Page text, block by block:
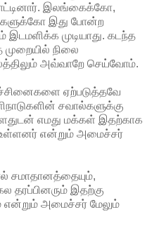
இலங்கைக்கோ,
இது போன்ற
முடியாது. கடந்த
நிலை
அவ்வாறே செய்வோம்.
ஏற்படுத்தவே
சவால்களுக்கு
எமது மக்கள் இதற்காக
என்றும் அமைச்சர்
சமாதானத்தையும்,
தரப்பினரும் இதற்கு
அமைச்சர் மேலும்